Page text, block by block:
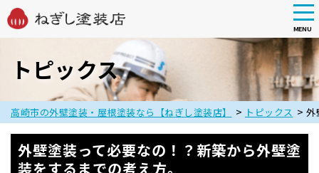
main
MENU
トピックス
高崎市の外壁塗装・屋根塗装なら【ねぎし塗装店】 > トピックス > 外
外壁塗装って必要なの！？新築から外壁塗
装をするまでの考え方。